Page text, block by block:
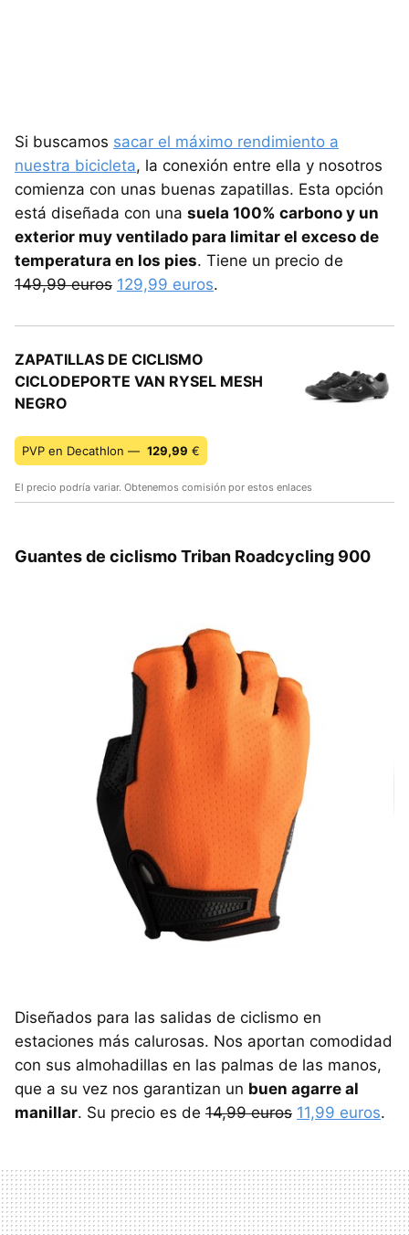
Si buscamos sacar el máximo rendimiento a
nuestra bicicleta, la conexión entre ella y nosotros
comienza con unas buenas zapatillas. Esta opción
está diseñada con una suela 100% carbono y un
exterior muy ventilado para limitar el exceso de
temperatura en los pies. Tiene un precio de
149,99 euros 129,99 euros.
ZAPATILLAS DE CICLISMO
CICLODEPORTE VAN RYSEL MESH
NEGRO
PVP en Decathlon — 129,99 €
El precio podría variar. Obtenemos comisión por estos enlaces
Guantes de ciclismo Triban Roadcycling 900
Diseñados para las salidas de ciclismo en
estaciones más calurosas. Nos aportan comodidad
con sus almohadillas en las palmas de las manos,
que a su vez nos garantizan un buen agarre al
manillar. Su precio es de 14,99 euros 11,99 euros.